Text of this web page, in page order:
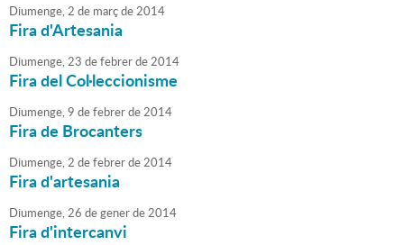
Diumenge,2 de marçde2014
Fira d'Artesania
Diumenge,23 defebrerde2014
Fira del Col·leccionisme
Diumenge,9 defebrerde2014
Fira de Brocanters
Diumenge,2 defebrerde2014
Fira d'artesania
Diumenge,26 degenerde2014
Fira d'intercanvi